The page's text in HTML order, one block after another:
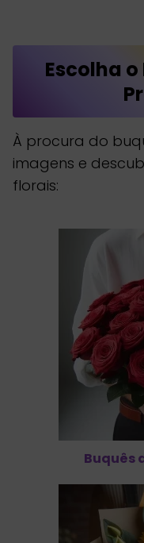
Escolha
À procura do
imagens e
florais:
Buquês